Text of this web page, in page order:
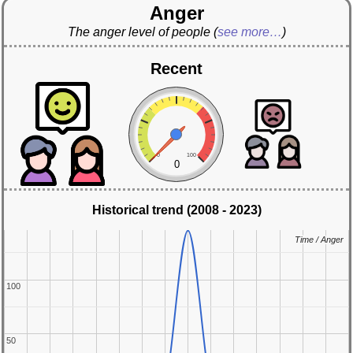
Anger
The anger level of people (see more…)
Recent
0 100
0
Historical trend (2008 - 2023)
50
50
100
100
Time / Anger
Time / Anger